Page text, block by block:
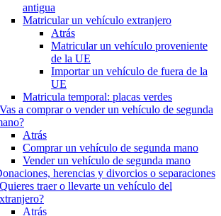
antigua
Matricular un vehículo extranjero
Atrás
Matricular un vehículo proveniente
de la UE
Importar un vehículo de fuera de la
UE
Matricula temporal: placas verdes
a comprar o vender un vehículo de segunda
Atrás
Comprar un vehículo de segunda mano
Vender un vehículo de segunda mano
herencias y divorcios o separaciones
traer o llevarte un vehículo del
Atrás